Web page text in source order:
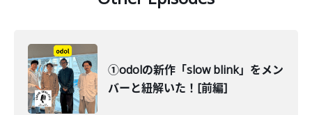
①odolの新作「slow blink」をメン
バーと紐解いた！[前編]